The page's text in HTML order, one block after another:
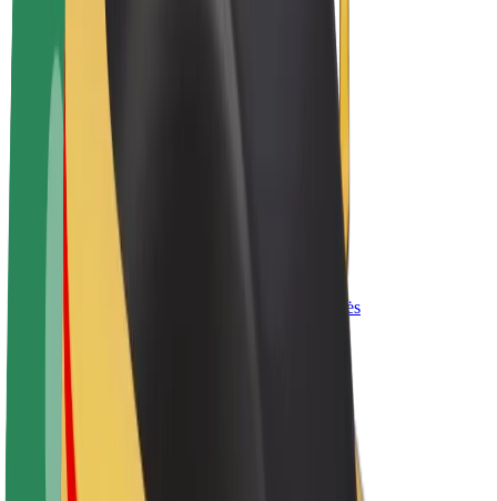
El. dviračiai
„Bolt Plus“
Užsidirbkite su „Bolt“
Vairuotojai
Vairuotojo pajamos
Kurjeriai
Kurjerio pajamos
„Bolt Food“ restoranai ir parduotuvės
Automobilių nuomos parkai
Franšizės
Apie mus
Karjera